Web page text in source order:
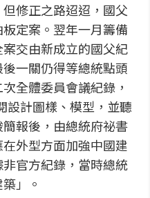
修正之路迢迢，國父
定案。翌年一月籌備
交由新成立的國父紀
一關仍得等總統點頭
全體委員會議紀錄，
設計圖樣、模型，並聽
報後，由總統府祕書
外型方面加強中國建
官方紀錄，當時總統
」。